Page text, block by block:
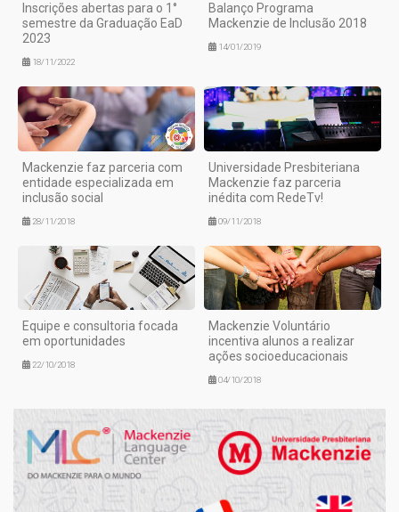
Inscrições abertas para o 1°
semestre da Graduação EaD
2023
18/11/2022
Balanço Programa
Mackenzie de Inclusão 2018
14/01/2019
Mackenzie faz parceria com
entidade especializada em
inclusão social
28/11/2018
Universidade Presbiteriana
Mackenzie faz parceria
inédita com RedeTv!
09/11/2018
Equipe e consultoria focada
em oportunidades
22/10/2018
Mackenzie Voluntário
incentiva alunos a realizar
ações socioeducacionais
04/10/2018